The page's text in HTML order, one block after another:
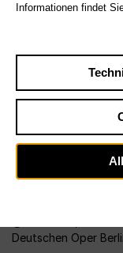
Deutschen Oper
Informationen findet